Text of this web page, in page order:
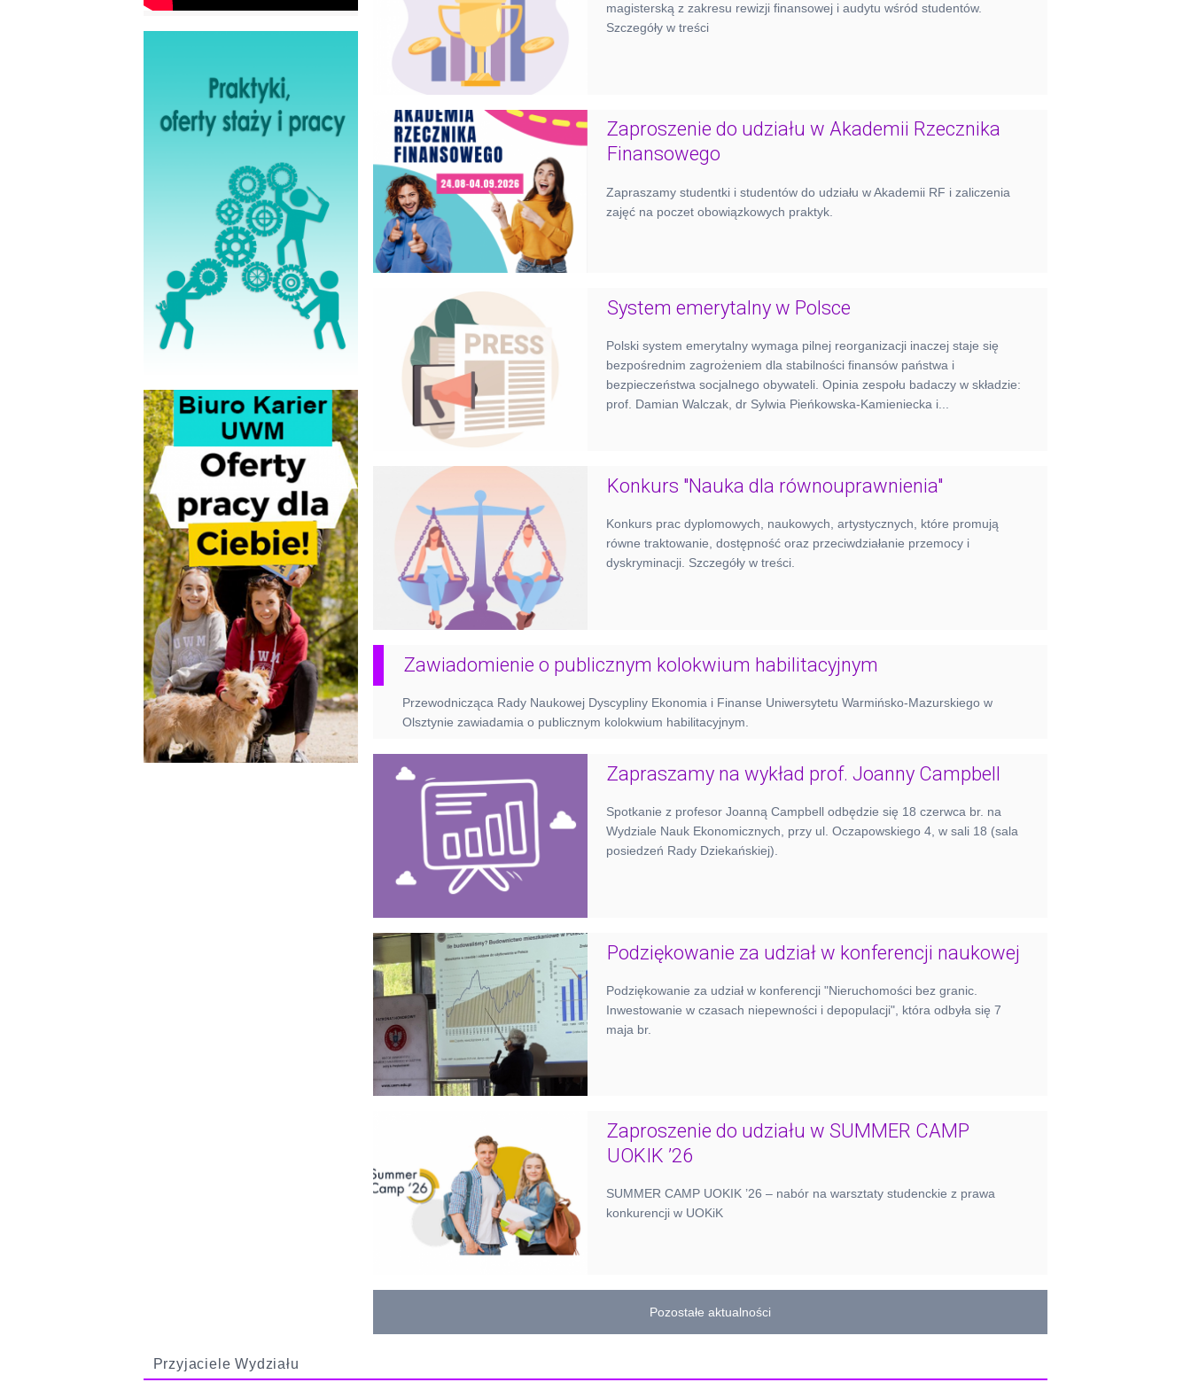
magisterską z zakresu rewizji finansowej i audytu wśród studentów.
Szczegóły w treści
Zaproszenie do udziału w Akademii Rzecznika
Finansowego
Zapraszamy studentki i studentów do udziału w Akademii RF i zaliczenia
zajęć na poczet obowiązkowych praktyk.
System emerytalny w Polsce
Polski system emerytalny wymaga pilnej reorganizacji inaczej staje się
bezpośrednim zagrożeniem dla stabilności finansów państwa i
bezpieczeństwa socjalnego obywateli. Opinia zespołu badaczy w składzie:
prof. Damian Walczak, dr Sylwia Pieńkowska-Kamieniecka i...
Konkurs "Nauka dla równouprawnienia"
Konkurs prac dyplomowych, naukowych, artystycznych, które promują
równe traktowanie, dostępność oraz przeciwdziałanie przemocy i
dyskryminacji. Szczegóły w treści.
Zawiadomienie o publicznym kolokwium habilitacyjnym
Przewodnicząca Rady Naukowej Dyscypliny Ekonomia i Finanse Uniwersytetu Warmińsko-Mazurskiego w
Olsztynie zawiadamia o publicznym kolokwium habilitacyjnym.
Zapraszamy na wykład prof. Joanny Campbell
Spotkanie z profesor Joanną Campbell odbędzie się 18 czerwca br. na
Wydziale Nauk Ekonomicznych, przy ul. Oczapowskiego 4, w sali 18 (sala
posiedzeń Rady Dziekańskiej).
Podziękowanie za udział w konferencji naukowej
Podziękowanie za udział w konferencji "Nieruchomości bez granic.
Inwestowanie w czasach niepewności i depopulacji", która odbyła się 7
maja br.
Zaproszenie do udziału w SUMMER CAMP
UOKIK ’26
SUMMER CAMP UOKIK ’26 – nabór na warsztaty studenckie z prawa
konkurencji w UOKiK
Pozostałe aktualności
Przyjaciele Wydziału